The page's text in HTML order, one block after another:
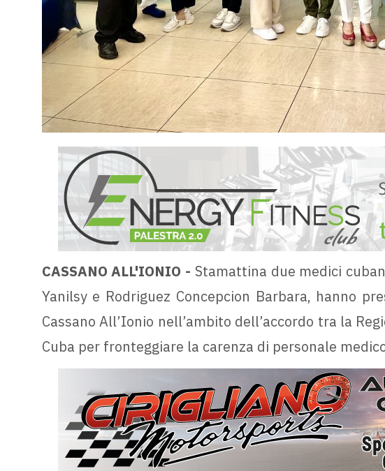
CASSANO ALL'IONIO - Stamattina due medici
Yanilsy e Rodriguez Concepcion Barbara, hanno
Cassano All’Ionio nell’ambito dell’accordo tra la
Cuba per fronteggiare la carenza di personale